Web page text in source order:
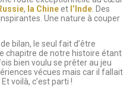
, la Chine et l’Inde. Des
Une nature à couper
bilan, le seul fait d’être
chapitre de notre histoire étant
bien voulu se prêter au jeu
vécues mais car il fallait
voilà, c’est parti !